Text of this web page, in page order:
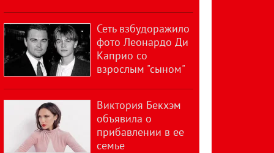
Сеть взбудоражило
фото Леонардо Ди
Каприо со
взрослым "сыном"
Виктория Бекхэм
объявила о
прибавлении в ее
семье